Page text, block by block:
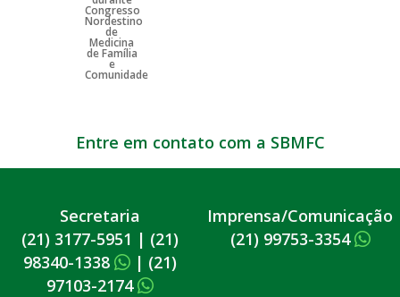
Entre em contato com a SBMFC
Secretaria
(21) 3177-5951 | (21)
98340-1338
| (21)
97103-2174
Imprensa/Comunicação
(21) 99753-3354